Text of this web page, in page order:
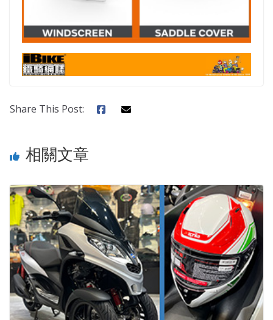
Share This Post:
相關文章